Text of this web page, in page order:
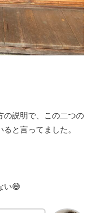
の説明で、この二つの
と言ってました。
い😅